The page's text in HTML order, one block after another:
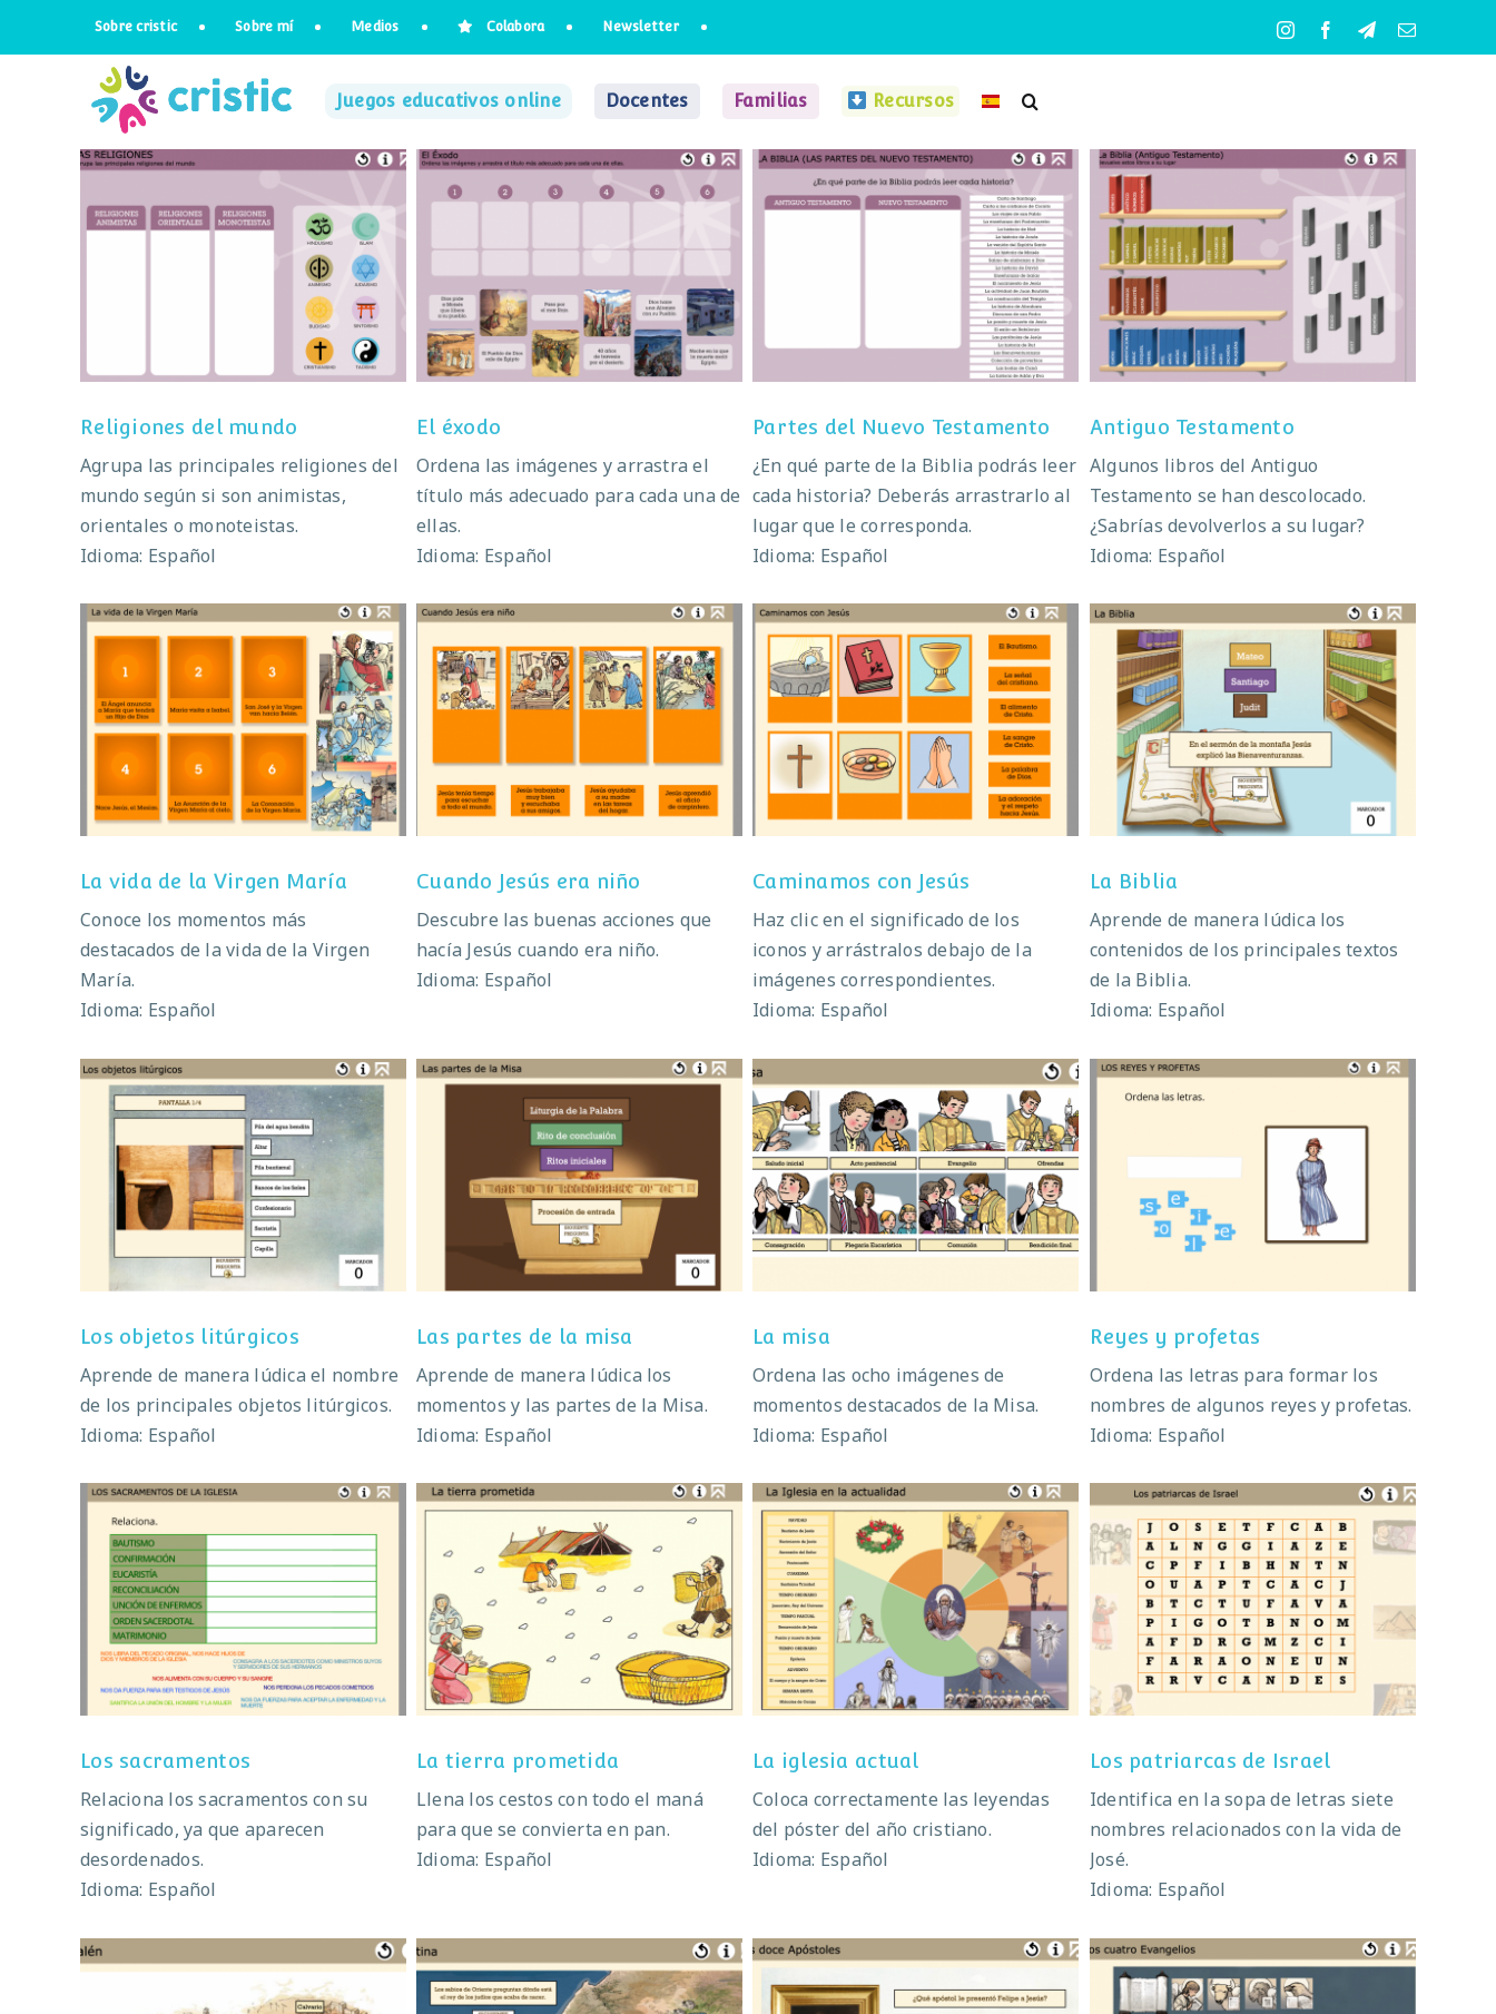
Sobre cristic Sobre mí Medios Colabora Newsletter InstagramFacebookTelegramCorreo
Juegos educativos online Docentes Familias Recursos
Religiones del mundo
Religiones del mundo
Agrupa las principales religiones del
mundo según si son animistas,
orientales o monoteistas.
Idioma: Español
El éxodo
El éxodo
Ordena las imágenes y arrastra el
título más adecuado para cada una de
ellas.
Idioma: Español
Partes del Nuevo Testamento
Partes del Nuevo Testamento
¿En qué parte de la Biblia podrás leer
cada historia? Deberás arrastrarlo al
lugar que le corresponda.
Idioma: Español
Antiguo Testamento
Antiguo Testamento
Algunos libros del Antiguo
Testamento se han descolocado.
¿Sabrías devolverlos a su lugar?
Idioma: Español
La vida de la Virgen María
La vida de la Virgen María
Conoce los momentos más
destacados de la vida de la Virgen
María.
Idioma: Español
Cuando Jesús era niño
Descubre las buenas acciones que
hacía Jesús cuando era niño.
Idioma: Español
Caminamos con Jesús
Caminamos con Jesús
Haz clic en el significado de los
iconos y arrástralos debajo de la
imágenes correspondientes.
Idioma: Español
La Biblia
La Biblia
Aprende de manera lúdica los
contenidos de los principales textos
de la Biblia.
Idioma: Español
Los objetos litúrgicos
Los objetos litúrgicos
Aprende de manera lúdica el nombre
de los principales objetos litúrgicos.
Idioma: Español
Las partes de la misa
Las partes de la misa
Aprende de manera lúdica los
momentos y las partes de la Misa.
Idioma: Español
La misa
La misa
Ordena las ocho imágenes de
momentos destacados de la Misa.
Idioma: Español
Reyes y profetas
Reyes y profetas
Ordena las letras para formar los
nombres de algunos reyes y profetas.
Idioma: Español
Los sacramentos
Los sacramentos
Relaciona los sacramentos con su
significado, ya que aparecen
desordenados.
Idioma: Español
La tierra prometida
La tierra prometida
Llena los cestos con todo el maná
para que se convierta en pan.
Idioma: Español
La iglesia actual
La iglesia actual
Coloca correctamente las leyendas
del póster del año cristiano.
Idioma: Español
Los patriarcas de Israel
Los patriarcas de Israel
Identifica en la sopa de letras siete
nombres relacionados con la vida de
José.
Idioma: Español